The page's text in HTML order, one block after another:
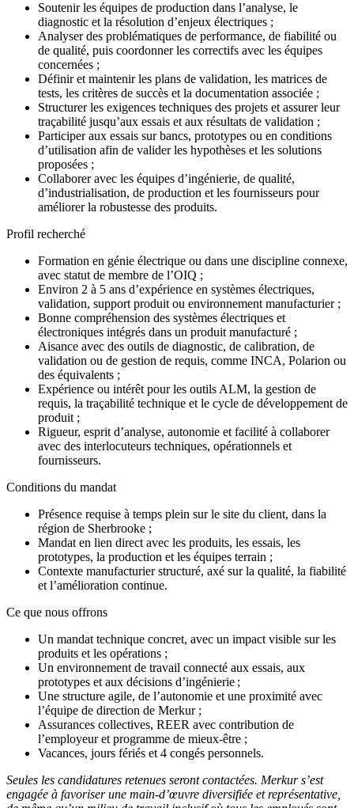
Soutenir les équipes de production dans l’analyse, le
diagnostic et la résolution d’enjeux électriques ;
Analyser des problématiques de performance, de fiabilité ou
de qualité, puis coordonner les correctifs avec les équipes
concernées ;
Définir et maintenir les plans de validation, les matrices de
tests, les critères de succès et la documentation associée ;
Structurer les exigences techniques des projets et assurer leur
traçabilité jusqu’aux essais et aux résultats de validation ;
Participer aux essais sur bancs, prototypes ou en conditions
d’utilisation afin de valider les hypothèses et les solutions
proposées ;
Collaborer avec les équipes d’ingénierie, de qualité,
d’industrialisation, de production et les fournisseurs pour
améliorer la robustesse des produits.
Profil recherché
Formation en génie électrique ou dans une discipline connexe,
avec statut de membre de l’OIQ ;
Environ 2 à 5 ans d’expérience en systèmes électriques,
validation, support produit ou environnement manufacturier ;
Bonne compréhension des systèmes électriques et
électroniques intégrés dans un produit manufacturé ;
Aisance avec des outils de diagnostic, de calibration, de
validation ou de gestion de requis, comme INCA, Polarion ou
des équivalents ;
Expérience ou intérêt pour les outils ALM, la gestion de
requis, la traçabilité technique et le cycle de développement de
produit ;
Rigueur, esprit d’analyse, autonomie et facilité à collaborer
avec des interlocuteurs techniques, opérationnels et
fournisseurs.
Conditions du mandat
Présence requise à temps plein sur le site du client, dans la
région de Sherbrooke ;
Mandat en lien direct avec les produits, les essais, les
prototypes, la production et les équipes terrain ;
Contexte manufacturier structuré, axé sur la qualité, la fiabilité
et l’amélioration continue.
Ce que nous offrons
Un mandat technique concret, avec un impact visible sur les
produits et les opérations ;
Un environnement de travail connecté aux essais, aux
prototypes et aux décisions d’ingénierie ;
Une structure agile, de l’autonomie et une proximité avec
l’équipe de direction de Merkur ;
Assurances collectives, REER avec contribution de
l’employeur et programme de mieux-être ;
Vacances, jours fériés et 4 congés personnels.
Seules les candidatures retenues seront contactées. Merkur s’est
engagée à favoriser une main-d’œuvre diversifiée et représentative,